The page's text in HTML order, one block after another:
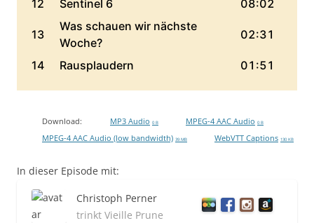
Download: MP3 Audio 0 B MPEG-4 AAC Audio 0 B
MPEG-4 AAC Audio (low bandwidth) 39 MB WebVTT Captions 130 KB
In dieser Episode mit:
Christoph Perner
trinkt Vieille Prune